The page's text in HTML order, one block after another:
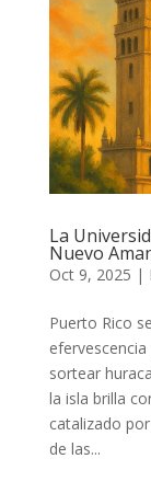
La
Nuevo
Oct 9, 2025 |
Puerto Rico
sortear
la isla brilla
catalizado
de las...